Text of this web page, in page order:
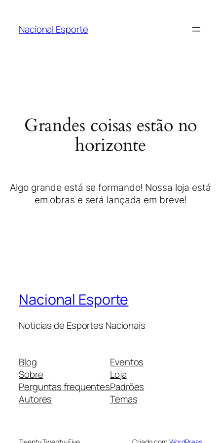
Nacional Esporte
Grandes coisas estão no
horizonte
Algo grande está se formando! Nossa loja está
em obras e será lançada em breve!
Nacional Esporte
Notícias de Esportes Nacionais
Blog
Sobre
Perguntas frequentes
Autores
Eventos
Loja
Padrões
Temas